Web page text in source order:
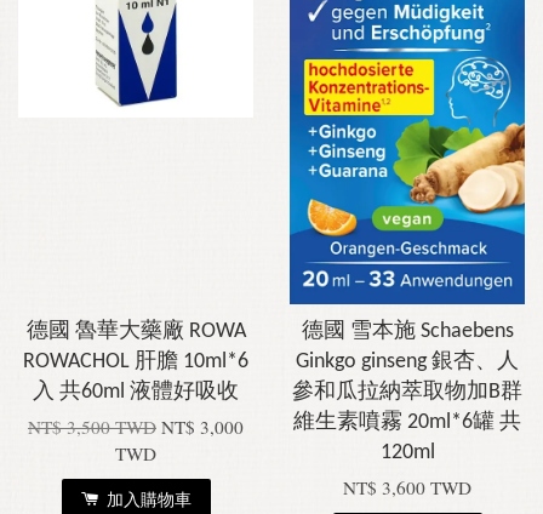
德國 魯華大藥廠 ROWA
ROWACHOL 肝膽 10ml*6
入 共60ml 液體好吸收
NT$ 3,500 TWD NT$ 3,000
TWD
加入購物車
德國 雪本施 Schaebens
Ginkgo ginseng 銀杏、人
參和瓜拉納萃取物加B群
維生素噴霧 20ml*6罐 共
120ml
NT$ 3,600 TWD